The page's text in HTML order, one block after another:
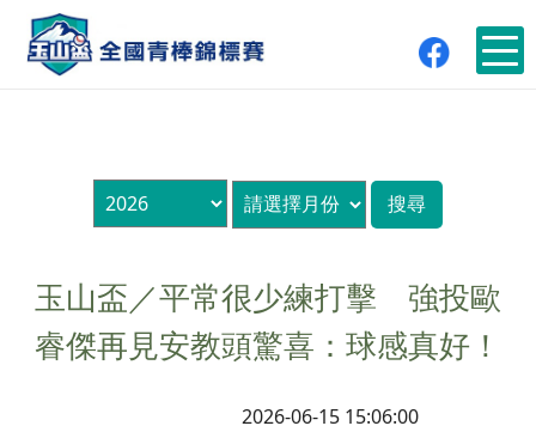
玉山盃／平常很少練打擊 強投歐
睿傑再見安教頭驚喜：球感真好！
2026-06-15 15:06:00